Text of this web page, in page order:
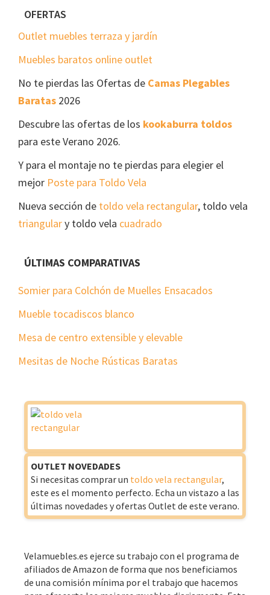
FooterOFERTAS
Outlet muebles terraza y jardín
Muebles baratos online outlet
No te pierdas las Ofertas de Camas Plegables
Baratas 2026
Descubre las ofertas de los kookaburra toldos
para este Verano 2026.
Y para el montaje no te pierdas para elegier el
mejor Poste para Toldo Vela
Nueva sección de toldo vela rectangular, toldo vela
triangulary toldo vela cuadrado
ÚLTIMAS COMPARATIVAS
Somier para Colchón de Muelles Ensacados
Mueble tocadiscos blanco
Mesa de centro extensible y elevable
Mesitas de Noche Rústicas Baratas
OUTLET NOVEDADES
Si necesitas comprar un toldo vela rectangular,
este es el momento perfecto. Echa un vistazo a las
últimas novedades y ofertas Outlet de este verano.
Velamuebles.es ejerce su trabajo con el programa de
afiliados de Amazon de forma que nos beneficiamos
de una comisión mínima por el trabajo que hacemos